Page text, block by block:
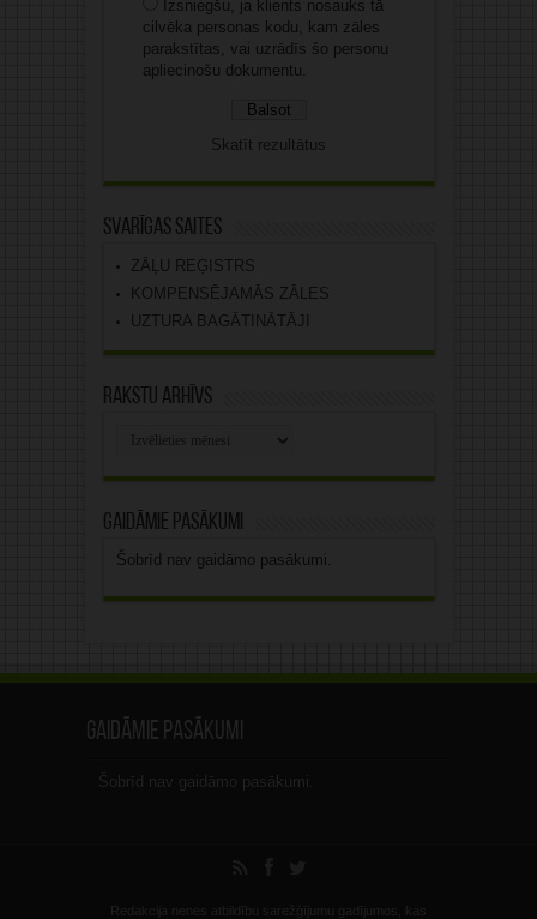
Izsniegšu, ja klients nosauks tā
cilvēka personas kodu, kam zāles
parakstītas, vai uzrādīs šo personu
apliecinošu dokumentu.
Skatīt rezultātus
Svarīgas saites
ZĀĻU REĢISTRS
KOMPENSĒJAMĀS ZĀLES
UZTURA BAGĀTINĀTĀJI
Rakstu arhīvs
Gaidāmie pasākumi
Šobrīd nav gaidāmo pasākumi.
Gaidāmie pasākumi
Šobrīd nav gaidāmo pasākumi.
Redakcija nenes atbildību sarežģījumu gadījumos, kas